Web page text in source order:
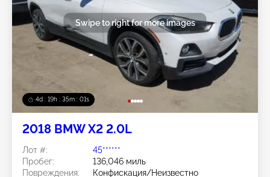
4d : 19h : 34m : 59s
Swipe to right for more images
2018 BMW X2 2.0L
Лот #:
45******
Пробег:
136,046 миль
Повреждения:
Конфискация/Неизвестно